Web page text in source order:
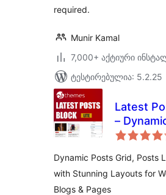
required.
Munir Kamal
7,000+ აქტიური
ტესტირებულია: 5.2.25
Latest
–
Grid,
Stunning
for
Dynamic Posts Grid, Posts
with Stunning Layouts for
Blogs & Pages